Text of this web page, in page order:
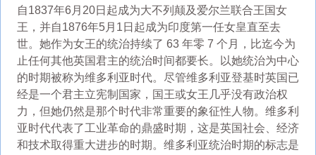
自1837年6月20日起成为大不列颠及爱尔兰联合王国女
王，并自1876年5月1日起成为印度第一任女皇直至去
世。她作为女王的统治持续了 63 年零 7 个月，比迄今为
止任何其他英国君主的统治时间都要长。以她统治为中心
的时期被称为维多利亚时代。尽管维多利亚登基时英国已
经是一个君主立宪制国家，国王或女王几乎没有政治权
力，但她仍然是那个时代非常重要的象征性人物。维多利
亚时代代表了工业革命的鼎盛时期，这是英国社会、经济
和技术取得重大进步的时期。维多利亚统治时期的标志是